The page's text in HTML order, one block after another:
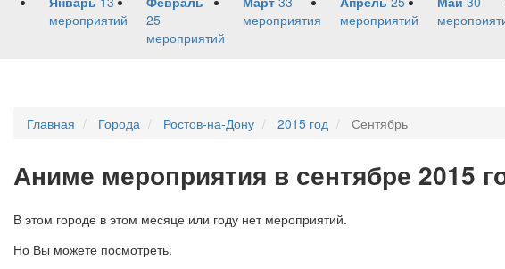
мероприятий
25
мероприятий
мероприятия
мероприятий
Главная Города Ростов-на-Дону 2015 год Сентябрь
Аниме мероприятия в сентябре 2015
В этом городе в этом месяце или году нет мероприятий.
Но Вы можете посмотреть: